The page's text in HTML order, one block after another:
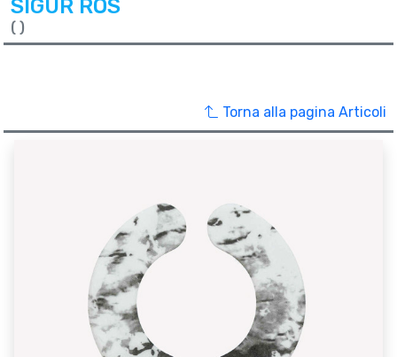
SIGUR RÓS
( )
Torna alla pagina Articoli